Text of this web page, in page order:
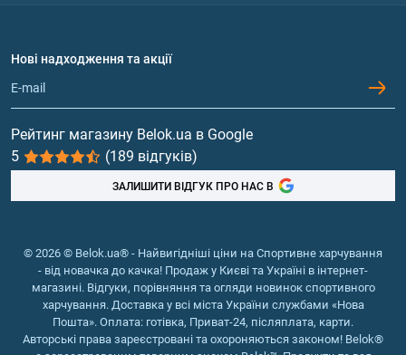
Обмін та повернення
Протеїн
Гейнери
Вітаміни та мінерали
Риб'ячий жир, жирні кислоти
Нові надходження та акції
Рейтинг магазину Belok.ua в Google
5
(189 відгуків)
ЗАЛИШИТИ ВІДГУК ПРО НАС В
© 2026 © Belok.ua® - Найвигідніші ціни на Спортивне харчування
- від новачка до качка! Продаж у Києві та Україні в інтернет-
магазині. Відгуки, порівняння та огляди новинок спортивного
харчування. Доставка у всі міста України службами «Нова
Пошта». Оплата: готівка, Приват-24, післяплата, карти.
Авторські права зареєстровані та охороняються законом! Belok®